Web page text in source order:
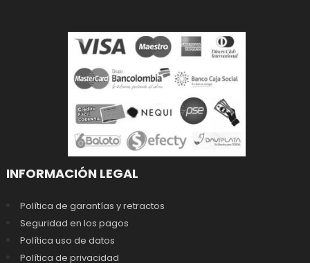
INFORMACIÓN LEGAL
Política de garantías y retractos
Seguridad en los pagos
Política uso de datos
Política de privacidad